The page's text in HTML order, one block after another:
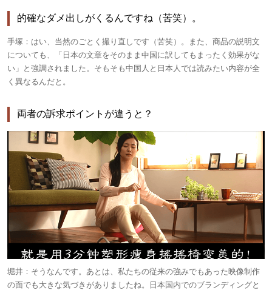
的確なダメ出しがくるんですね（苦笑）。
手塚： はい、当然のごとく撮り直しです（苦笑）。また、商品の説明文
についても、「日本の文章をそのまま中国に訳してもまったく効果がな
い」と強調されました。そもそも中国人と日本人では読みたい内容が全
く異なるんだと。
両者の訴求ポイントが違うと？
堀井： そうなんです。あとは、私たちの従来の強みでもあった映像制作
の面でも大きな気づきがありましたね。日本国内でのブランディングと